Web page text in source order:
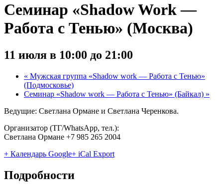
Семинар «Shadow Work —
Работа с Тенью» (Москва)
11 июля в 10:00 до 21:00
« Мужская группа «Shadow work — Работа с Тенью»
(Подмосковье)
Семинар «Shadow work — Работа с Тенью» (Байкал) »
Ведущие: Светлана Ормане и Светлана Черенкова.
Организатор (ТГ/WhatsApp, тел.):
Светлана Ормане +7 985 265 2004
+ Календарь Google+ iCal Export
Подробности